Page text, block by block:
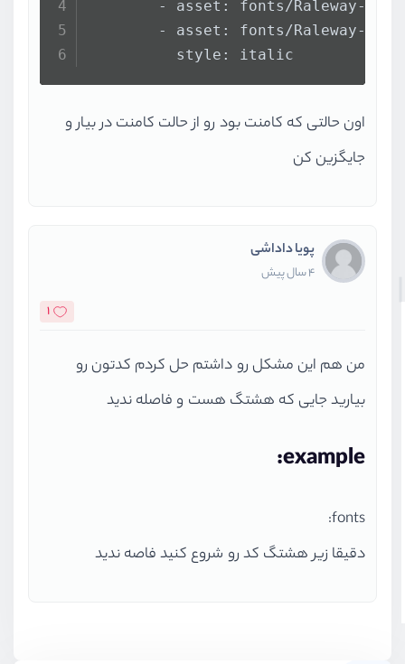
# For details regarding fonts
- asset: fonts/Raleway-
- asset: fonts/Raleway-
          style: italic
اون حالتی که کامنت بود رو از حالت کامنت در بیار و
جایگزین کن
پویا داداشی
4 سال پیش
1
من هم این مشکل رو داشتم حل کردم کدتون رو
بیارید جایی که هشتگ هست و فاصله ندید
example:
fonts:
دقیقا زیر هشتگ کد رو شروع کنید فاصه ندید